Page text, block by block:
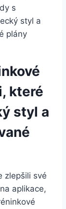
které
styl a
zlepšili své
aplikace,